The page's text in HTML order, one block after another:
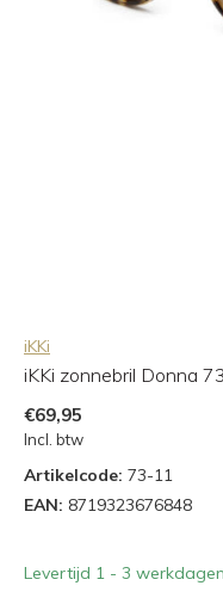
iKKi
iKKi zonnebril Donna
€69,95
Incl. btw
Artikelcode: 73-11
EAN: 8719323676848
Levertijd 1 - 3 werkdagen